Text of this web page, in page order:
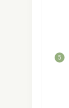
5